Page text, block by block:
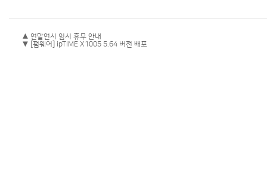
▲ 연말연시 임시 휴무 안내
▼ [펌웨어] ipTIME X1005 5.64 버전 배포